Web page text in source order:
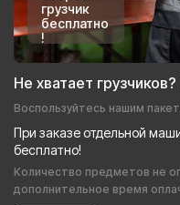
грузчик
бесплатно
!
Не хватает
Воспользуйтесь нашим
При заказе отдельной
бесплатно!
Количество предметов не
дополнительное время